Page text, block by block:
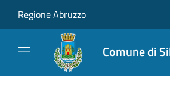
Regione Abruzzo
Comune di